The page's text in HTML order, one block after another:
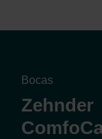
Bocas
Zehnder